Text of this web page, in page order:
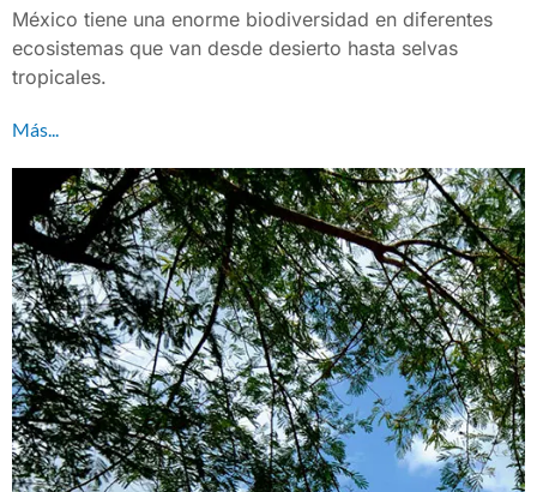
México tiene una enorme biodiversidad en diferentes
ecosistemas que van desde desierto hasta selvas
tropicales.
Más...